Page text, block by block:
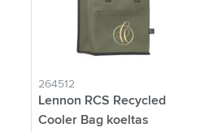
264512
Lennon RCS Recycled
Cooler Bag koeltas